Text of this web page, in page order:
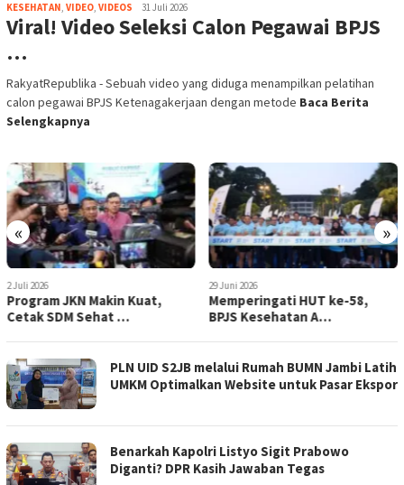
KESEHATAN, VIDEO, VIDEOS 31 Juli 2026
Viral! Video Seleksi Calon Pegawai BPJS
…
RakyatRepublika - Sebuah video yang diduga menampilkan pelatihan
calon pegawai BPJS Ketenagakerjaan dengan metode Baca Berita
Selengkapnya
« »
2 Juli 2026
Program JKN Makin Kuat,
Cetak SDM Sehat …
29 Juni 2026
Memperingati HUT ke-58,
BPJS Kesehatan A…
PLN UID S2JB melalui Rumah BUMN Jambi Latih
UMKM Optimalkan Website untuk Pasar Ekspor
Benarkah Kapolri Listyo Sigit Prabowo
Diganti? DPR Kasih Jawaban Tegas